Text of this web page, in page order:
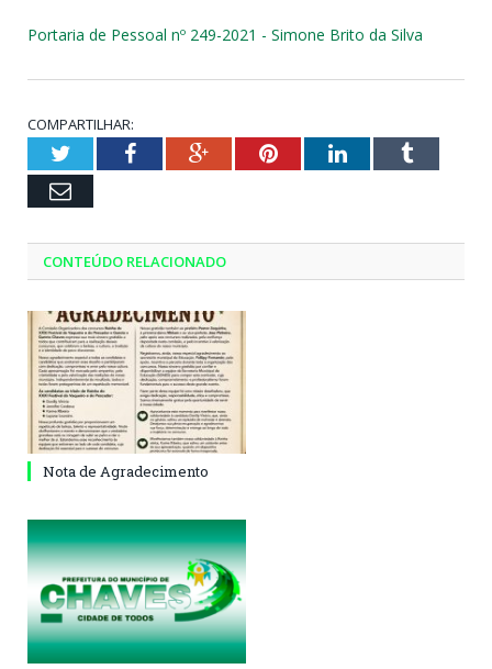
Portaria de Pessoal nº 249-2021 - Simone Brito da Silva
COMPARTILHAR:
TwitterFacebookGoogle+PinterestLinkedInTumblr
Email
CONTEÚDO RELACIONADO
Nota de Agradecimento